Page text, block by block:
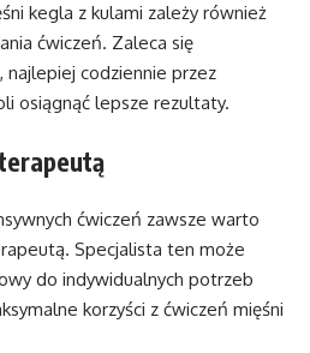
kegla z kulami zależy również
ćwiczeń. Zaleca się
codziennie przez
osiągnąć lepsze rezultaty.
ćwiczeń zawsze warto
Specjalista ten może
do indywidualnych potrzeb
korzyści z ćwiczeń mięśni